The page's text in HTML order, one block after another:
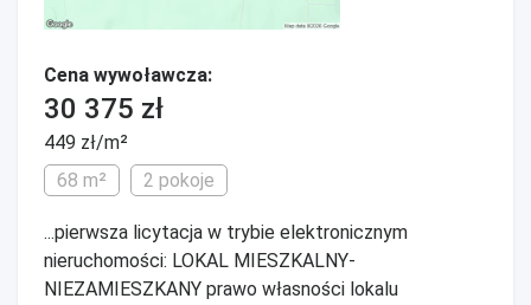
Cena wywoławcza:
30 375 zł
449 zł/m²
68 m²
2 pokoje
...pierwsza licytacja w trybie elektronicznym
nieruchomości: LOKAL MIESZKALNY-
NIEZAMIESZKANY prawo własności lokalu